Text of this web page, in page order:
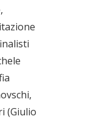
(Giulio